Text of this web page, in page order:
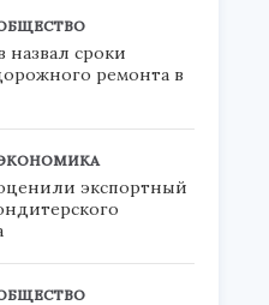
назвал сроки
ремонта в
экспортный